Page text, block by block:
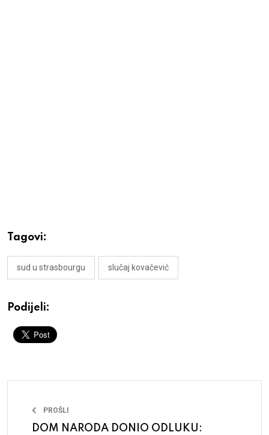
Tagovi:
sud u strasbourgu slučaj kovačević
Podijeli:
PROŠLI
DOM NARODA DONIO ODLUKU: